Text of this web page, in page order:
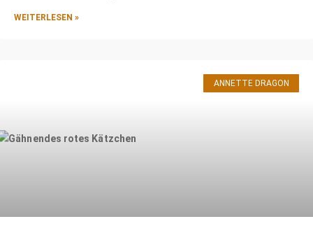
WEITERLESEN »
ANNETTE DRAGON